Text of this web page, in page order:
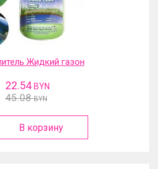
Жидкий газон
22.54 BYN
45.08 BYN
В корзину